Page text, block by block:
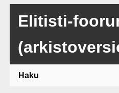
Elitisti-
Haku